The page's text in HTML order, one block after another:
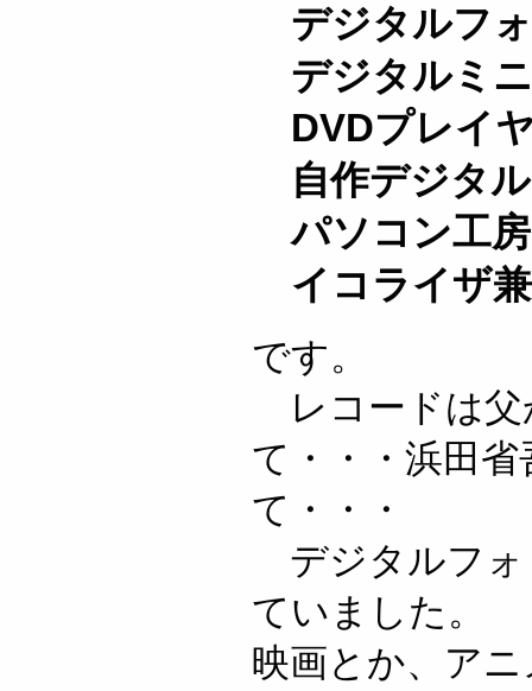
デジタルフ
デジタルミ
DVDプレイ
自作デジタ
パソコン工
イコライザ
です。
レコードは父
て・・・浜田
て・・・
デジタルフォ
ていました。
映画とか、ア